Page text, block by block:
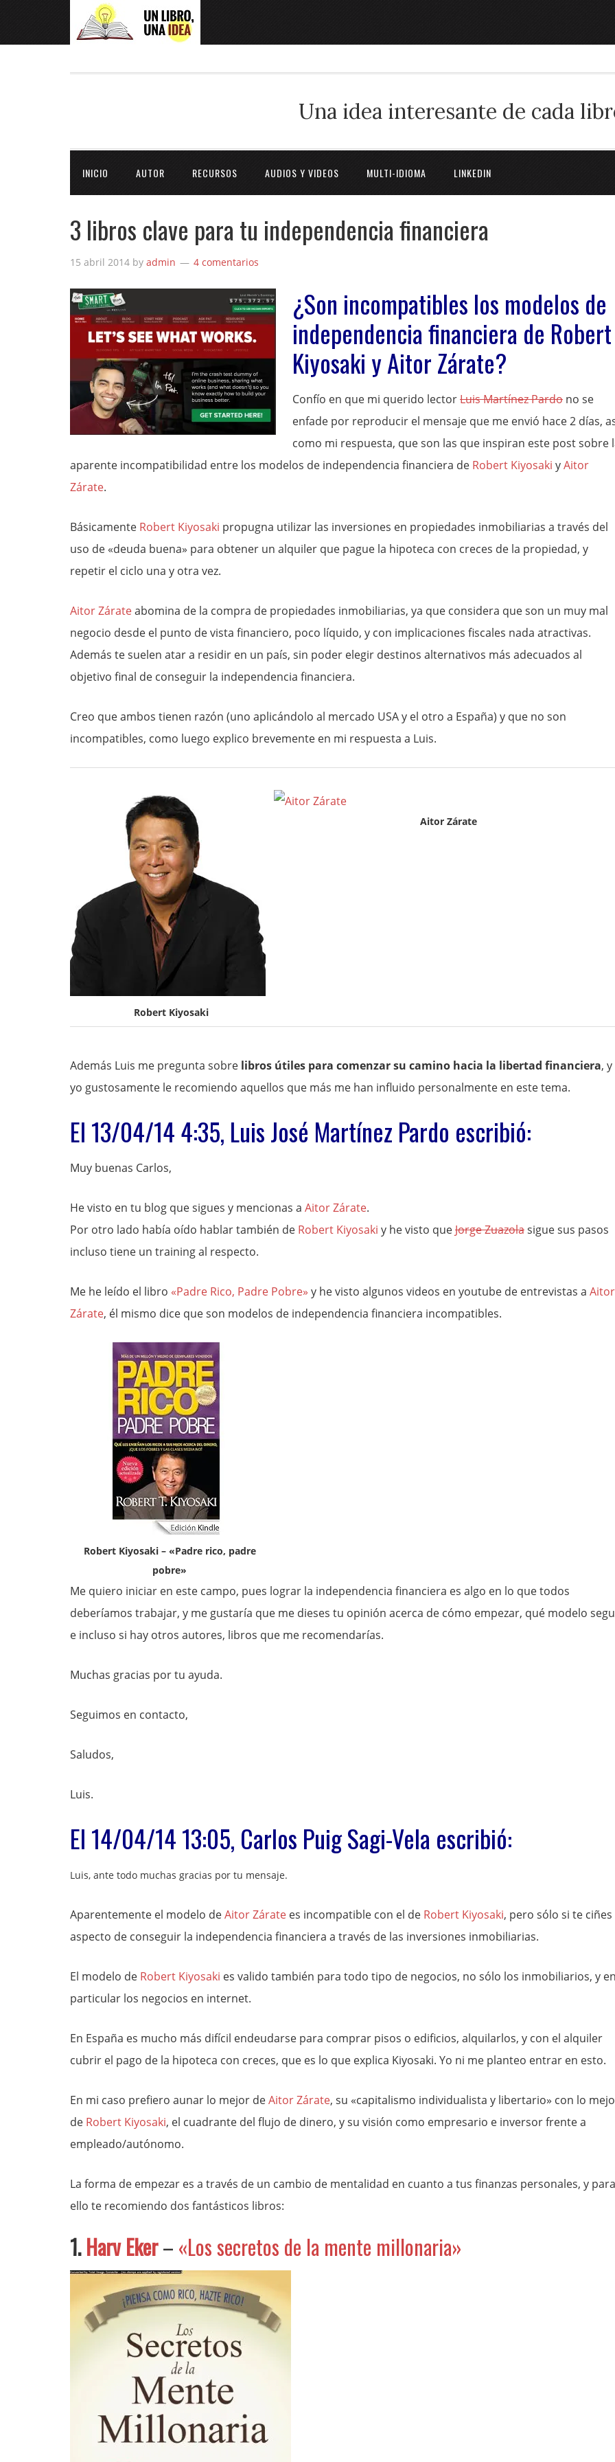
Una idea interesante de cada
INICIO AUTOR RECURSOS AUDIOS Y VIDEOS MULTI-IDIOMA LINKEDIN
3 libros clave para tu independencia financiera
15 abril 2014 by admin 4 comentarios
¿Son incompatibles los modelos de
independencia financiera de Robert
Kiyosaki y Aitor Zárate?
Confío en que mi querido lectorLuis Martínez Pardo no se
enfade por reproducir el mensaje que me envió hace 2 días,
como mi respuesta, que son las que inspiran este post sobre
aparente incompatibilidad entre los modelos de independencia financiera de Robert Kiyosaki yAitor
Zárate.
Básicamente Robert Kiyosaki propugna utilizar las inversiones en propiedades inmobiliarias a través del
uso de «deuda buena» para obtener un alquiler que pague la hipoteca con creces de la propiedad, y
repetir el ciclo una y otra vez.
Aitor Zárateabomina de la compra de propiedades inmobiliarias, ya que considera que son un muy mal
negocio desde el punto de vista financiero, poco líquido, y con implicaciones fiscales nada atractivas.
Además te suelen atar a residir en un país, sin poder elegir destinos alternativos más adecuados al
objetivo final de conseguir la independencia financiera.
Creo que ambos tienen razón (uno aplicándolo al mercado USA y el otro a España) y que no son
incompatibles, como luego explico brevemente en mi respuesta a Luis.
Robert Kiyosaki
Aitor Zárate
Además Luis me pregunta sobre libros útiles para comenzar su camino hacia la libertad financiera, y
yo gustosamente le recomiendo aquellos que más me han influido personalmente en este tema.
El 13/04/14 4:35, Luis José Martínez Pardo escribió:
Muy buenas Carlos,
He visto en tu blog que sigues y mencionas a Aitor Zárate.
Por otro lado había oído hablar también de Robert Kiyosaki y he visto queJorge Zuazolasigue sus pasos
incluso tiene un training al respecto.
Me he leído el libro «Padre Rico, Padre Pobre» y he visto algunos videos en youtube de entrevistas a Aitor
Zárate, él mismo dice que son modelos de independencia financiera incompatibles.
Robert Kiyosaki – «Padre rico, padre
pobre»
Me quiero iniciar en este campo, pues lograr la independencia financiera es algo en lo que todos
deberíamos trabajar, y me gustaría que me dieses tu opinión acerca de cómo empezar, qué modelo
e incluso si hay otros autores, libros que me recomendarías.
Muchas gracias por tu ayuda.
Seguimos en contacto,
Saludos,
Luis.
El 14/04/14 13:05, Carlos Puig Sagi-Vela escribió:
Luis, ante todo muchas gracias por tu mensaje.
Aparentemente el modelo deAitor Zárate es incompatible con el de Robert Kiyosaki, pero sólo si te ciñes
aspecto de conseguir la independencia financiera a través de las inversiones inmobiliarias.
El modelo de Robert Kiyosaki es valido también para todo tipo de negocios, no sólo los inmobiliarios, y
particular los negocios en internet.
En España es mucho más difícil endeudarse para comprar pisos o edificios, alquilarlos, y con el alquiler
cubrir el pago de la hipoteca con creces, que es lo que explica Kiyosaki. Yo ni me planteo entrar en esto.
En mi caso prefiero aunar lo mejor deAitor Zárate, su «capitalismo individualista y libertario» con lo
de Robert Kiyosaki, el cuadrante del flujo de dinero, y su visión como empresario e inversor frente a
empleado/autónomo.
La forma de empezar es a través de un cambio de mentalidad en cuanto a tus finanzas personales, y para
ello te recomiendo dos fantásticos libros:
1.Harv Eker– «Los secretos de la mente millonaria»